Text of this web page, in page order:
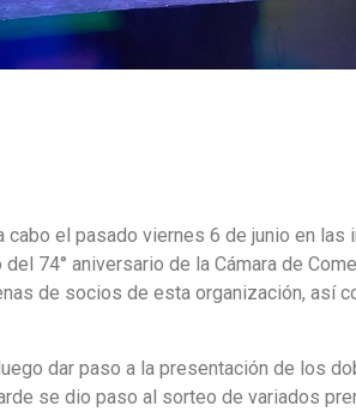
cabo el pasado viernes 6 de junio en
74° aniversario de la Cámara de
de socios de esta organización, así
dar paso a la presentación de los
se dio paso al sorteo de variados